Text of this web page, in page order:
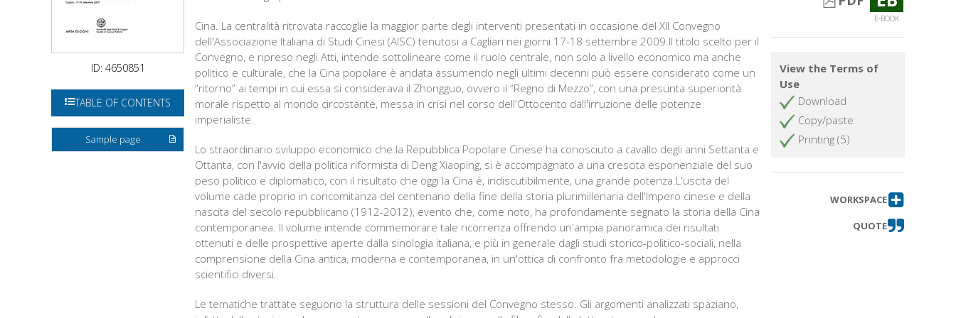
ID: 4650851
TABLE OF CONTENTS
Sample page
Cina. La centralità ritrovata raccoglie la maggior parte degli interventi presentati in occasione del XII Convegno
dell'Associazione Italiana di Studi Cinesi (AISC) tenutosi a Cagliari nei giorni 17-18 settembre 2009.Il titolo scelto per il
Convegno, e ripreso negli Atti, intende sottolineare come il ruolo centrale, non solo a livello economico ma anche
politico e culturale, che la Cina popolare è andata assumendo negli ultimi decenni può essere considerato come un
“ritorno” ai tempi in cui essa si considerava il Zhongguo, ovvero il “Regno di Mezzo”, con una presunta superiorità
morale rispetto al mondo circostante, messa in crisi nel corso dell'Ottocento dall'irruzione delle potenze
imperialiste.
Lo straordinario sviluppo economico che la Repubblica Popolare Cinese ha conosciuto a cavallo degli anni Settanta e
Ottanta, con l'avvio della politica riformista di Deng Xiaoping, si è accompagnato a una crescita esponenziale del suo
peso politico e diplomatico, con il risultato che oggi la Cina è, indiscutibilmente, una grande potenza.L'uscita del
volume cade proprio in concomitanza del centenario della fine della storia plurimillenaria dell'Impero cinese e della
nascita del secolo repubblicano (1912-2012), evento che, come noto, ha profondamente segnato la storia della Cina
contemporanea. Il volume intende commemorare tale ricorrenza offrendo un'ampia panoramica dei risultati
ottenuti e delle prospettive aperte dalla sinologia italiana, e più in generale dagli studi storico-politico-sociali, nella
comprensione della Cina antica, moderna e contemporanea, in un'ottica di confronto fra metodologie e approcci
scientifici diversi.
Le tematiche trattate seguono la struttura delle sessioni del Convegno stesso. Gli argomenti analizzati spaziano,
E-BOOK
View the Terms of
Use
Download
Copy/paste
Printing (5)
WORKSPACE
QUOTE